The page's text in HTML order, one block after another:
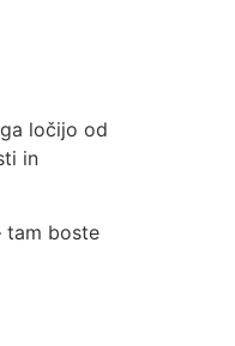
ločijo od
in
tam boste